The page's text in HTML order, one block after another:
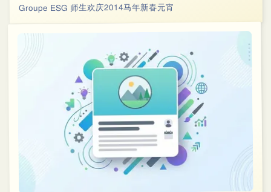
Groupe ESG 师生欢庆2014马年新春元宵